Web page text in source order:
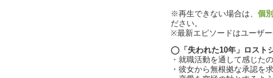
※再生できない場合は、 個
ださい。
※最新エピソードはユーザ
◯「失われた10年」ロスト
・就職活動を通して感じた
・彼女から無根拠な承認を